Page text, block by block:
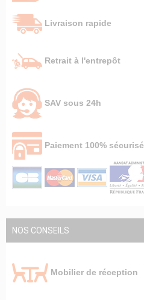
Livraison rapide
Retrait à l'entrepôt
SAV sous 24h
Paiement 100% sécurisé
NOS CONSEILS
Mobilier de réception